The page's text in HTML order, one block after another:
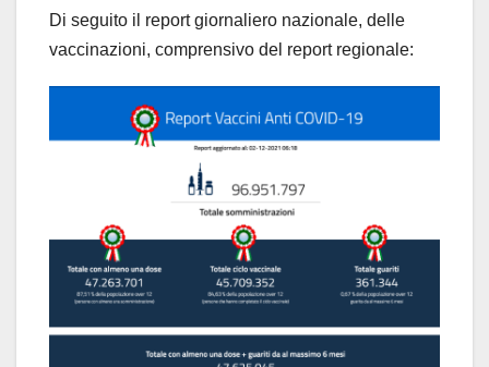
Di seguito il report giornaliero nazionale, delle
vaccinazioni, comprensivo del report regionale: